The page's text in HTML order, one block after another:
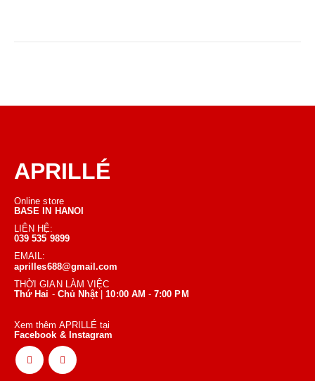
APRILLÉ
Online store
BASE IN HANOI
LIÊN HỆ:
039 535 9899
EMAIL:
aprilles688@gmail.com
THỜI GIAN LÀM VIỆC
Thứ Hai -Chủ Nhật |10:00 AM - 7:00 PM
Xem thêm APRILLÉ tại
Facebook & Instagram